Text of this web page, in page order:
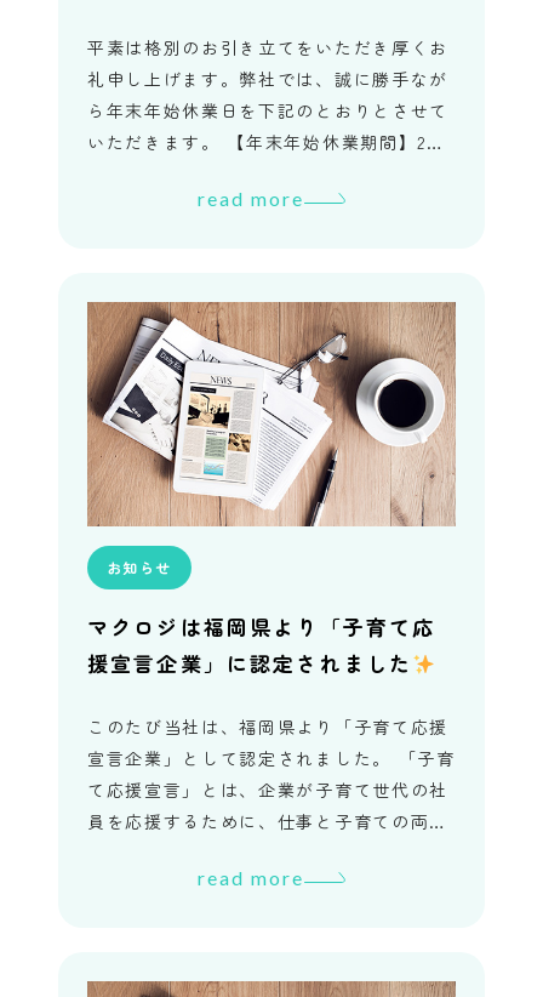
平素は格別のお引き立てをいただき厚くお
礼申し上げます。弊社では、誠に勝手なが
ら年末年始休業日を下記のとおりとさせて
いただきます。 【年末年始休業期間】202
休業期間中に […]read more
お知らせ
マクロジは福岡県より「子育て応
援宣言企業」に認定されました
このたび当社は、福岡県より「子育て応援
宣言企業」として認定されました。 「子育
て応援宣言」とは、企業が子育て世代の社
員を応援するために、仕事と子育ての両立
です。マクロジでは、誰もがラ […]
read more